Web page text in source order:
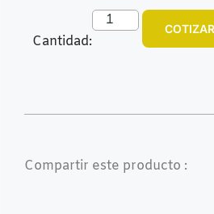
Cantidad:
COTIZAR
Compartir este producto :